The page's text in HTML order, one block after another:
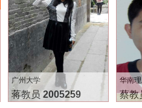
广州大学
蒋教员 2005259
华南
蔡